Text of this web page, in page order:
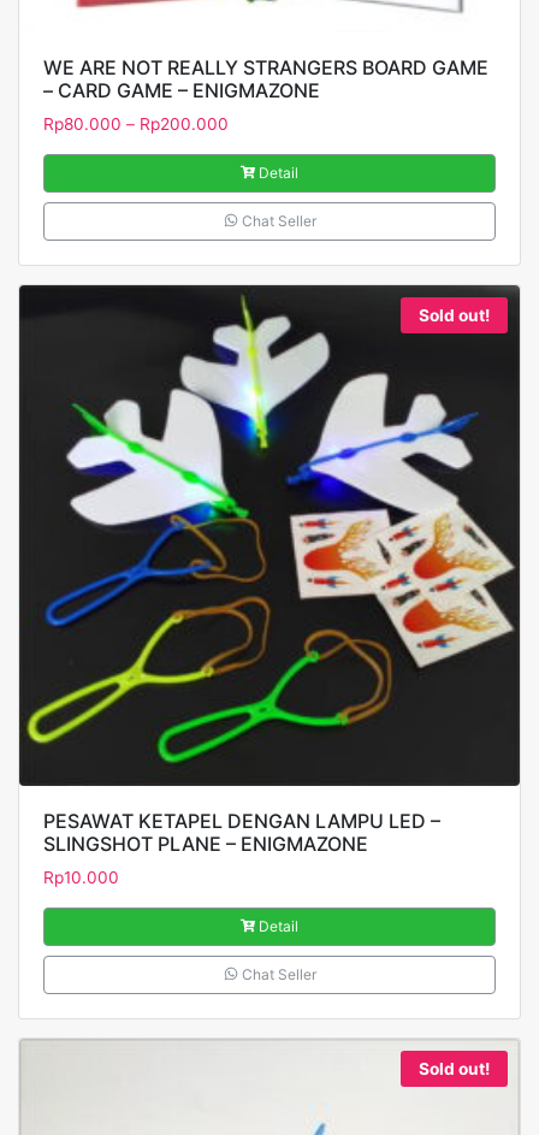
WE ARE NOT REALLY STRANGERS BOARD GAME
– CARD GAME – ENIGMAZONE
Rp80.000 – Rp200.000
Detail
Chat Seller
Sold out!
PESAWAT KETAPEL DENGAN LAMPU LED –
SLINGSHOT PLANE – ENIGMAZONE
Rp10.000
Detail
Chat Seller
Sold out!